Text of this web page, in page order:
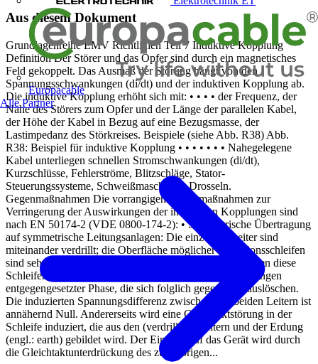
Europacable
Alle Partner
Aus diesem Dokument
Grundlagenreihe EMV Richtlinien Teil 7 Induktive Kopplung
Definition Der Störer und das Opfer sind durch ein magnetisches
Feld gekoppelt. Das Ausmaß der Störung hängt von den
Spannungsschwankungen (di/dt) und der induktiven Kopplung ab.
Die induktive Kopplung erhöht sich mit: • • • • der Frequenz, der
Nähe des Störers zum Opfer und der Länge der parallelen Kabel,
der Höhe der Kabel in Bezug auf eine Bezugsmasse, der
Lastimpedanz des Störkreises. Beispiele (siehe Abb. R38) Abb.
R38: Beispiel für induktive Kopplung • • • • • • • Nahegelegene
Kabel unterliegen schnellen Stromschwankungen (di/dt),
Kurzschlüsse, Fehlerströme, Blitzschläge, Stator-
Steuerungssysteme, Schweißmaschinen, Drosseln.
Gegenmaßnahmen Die vorrangigen Gegenmaßnahmen zur
Verringerung der Auswirkungen der induktiven Kopplungen sind
nach EN 50174-2 (VDE 0800-174-2): • Symmetrische Übertragung
auf symmetrische Leitungsanlagen: Die einzelnen Leiter sind
miteinander verdrillt; die Oberfläche möglicher Induktionsschleifen
sind sehr klein. Nur wenige Magnetfeldlinien durchdringen diese
Schleifen. Benachbarte Verdrillungen induzieren Spannungen
entgegengesetzter Phase, die sich folglich gegenseitig auslöschen.
Die induzierten Spannungsdifferenz zwischen den beiden Leitern ist
annähernd Null. Andererseits wird eine Gleichtaktstörung in der
Schleife induziert, die aus den (verdrillten) Leitern und der Erdung
(engl.: earth) gebildet wird. Der Einfluss auf das Gerät wird durch
die Gleichtaktunterdrückung des zugehörigen...